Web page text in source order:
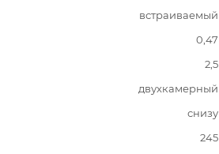
встраиваемый
0,47
2,5
двухкамерный
снизу
245